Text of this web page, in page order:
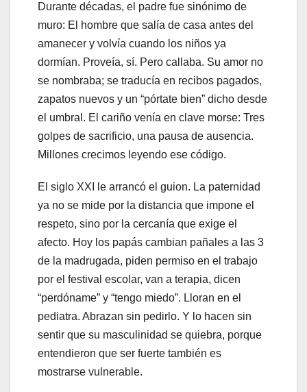
Durante décadas, el padre fue sinónimo de
muro: El hombre que salía de casa antes del
amanecer y volvía cuando los niños ya
dormían. Proveía, sí. Pero callaba. Su amor no
se nombraba; se traducía en recibos pagados,
zapatos nuevos y un “pórtate bien” dicho desde
el umbral. El cariño venía en clave morse: Tres
golpes de sacrificio, una pausa de ausencia.
Millones crecimos leyendo ese código.
El siglo XXI le arrancó el guion. La paternidad
ya no se mide por la distancia que impone el
respeto, sino por la cercanía que exige el
afecto. Hoy los papás cambian pañales a las 3
de la madrugada, piden permiso en el trabajo
por el festival escolar, van a terapia, dicen
“perdóname” y “tengo miedo”. Lloran en el
pediatra. Abrazan sin pedirlo. Y lo hacen sin
sentir que su masculinidad se quiebra, porque
entendieron que ser fuerte también es
mostrarse vulnerable.